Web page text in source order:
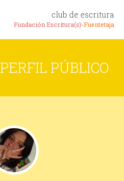
club de escritura
Fundación Escritura(s)-Fuentetaja
PERFIL PÚBLICO